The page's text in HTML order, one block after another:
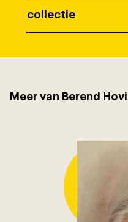
collectie
Meer van Berend